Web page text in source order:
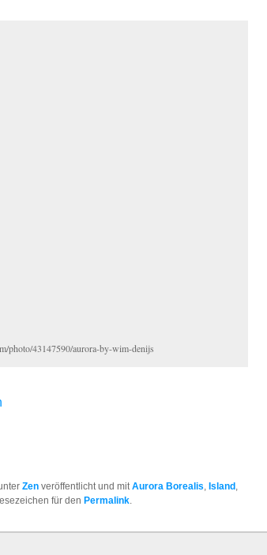
photo/43147590/aurora-by-wim-denijs
Zen veröffentlicht und mitAurora Borealis, Island ,
für den Permalink.